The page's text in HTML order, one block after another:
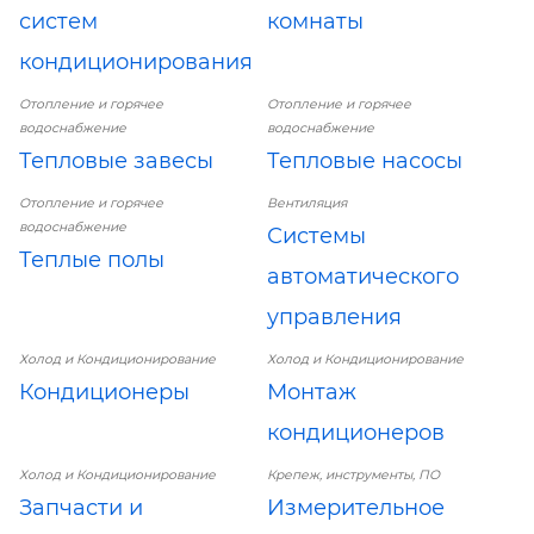
систем
кондиционирования
комнаты
Отопление и горячее
водоснабжение
Тепловые завесы
Отопление и горячее
водоснабжение
Тепловые насосы
Отопление и горячее
водоснабжение
Теплые полы
Вентиляция
Системы
автоматического
управления
Холод и Кондиционирование
Кондиционеры
Холод и Кондиционирование
Монтаж
кондиционеров
Холод и Кондиционирование
Запчасти и
Крепеж, инструменты, ПО
Измерительное